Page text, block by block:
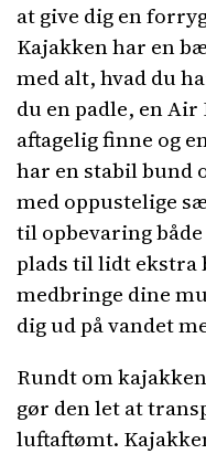
at give dig en
Kajakken har en
med alt, hvad du
du en padle, en
aftagelig finne og
har en stabil bund
med oppustelige
til opbevaring
plads til lidt ekstra
medbringe dine
dig ud på vandet
Rundt om
gør den let at
luftaftømt.